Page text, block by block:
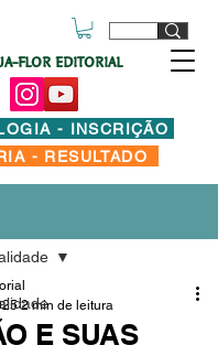
FLOR EDITORIAL
- RESULTADO
- INSCRIÇÃO
E SUAS
2 min de leitura